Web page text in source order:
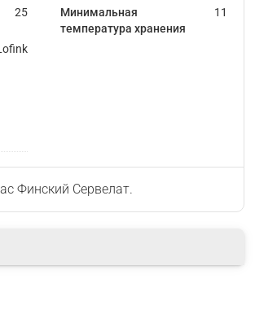
25
Минимальная
температура хранения
11
Финский Сервелат.